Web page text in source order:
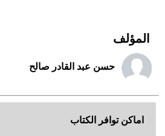
المؤلف
حسن عبد القادر صالح
اماكن توافر الكتاب